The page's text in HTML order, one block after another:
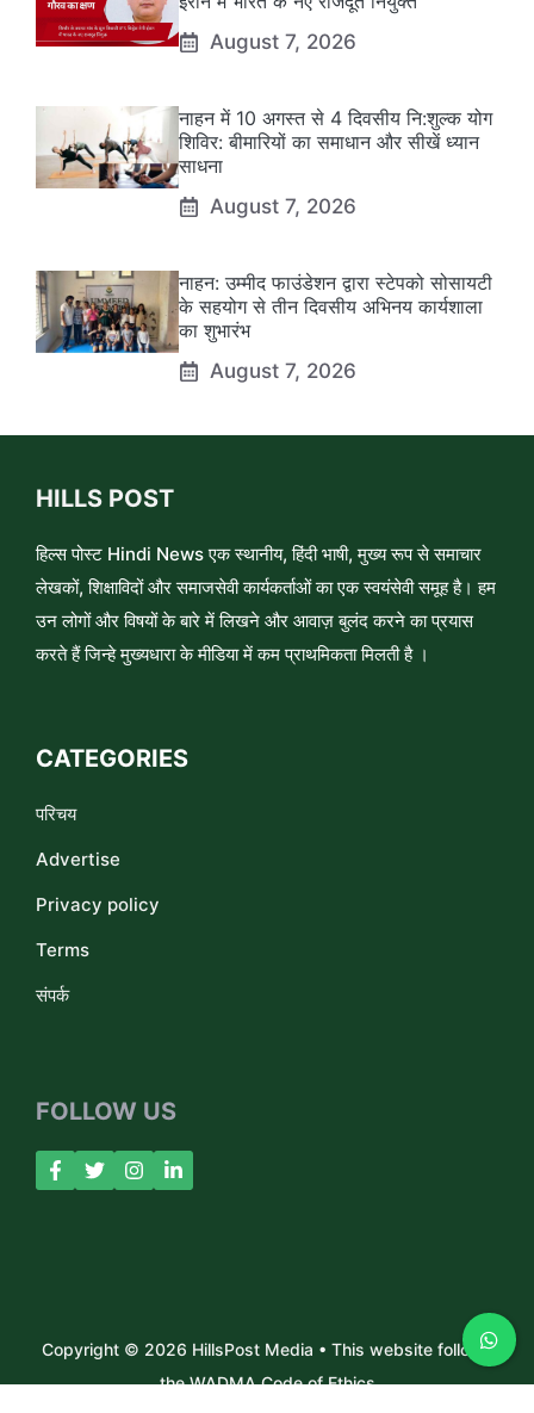
August 7, 2026
नाहन में 10 अगस्त से 4 दिवसीय नि:शुल्क योग
शिविर: बीमारियों का समाधान और सीखें ध्यान
साधना
August 7, 2026
नाहन: उम्मीद फाउंडेशन द्वारा स्टेपको सोसायटी
के सहयोग से तीन दिवसीय अभिनय कार्यशाला
का शुभारंभ
August 7, 2026
HILLS POST
हिल्स पोस्ट Hindi News एक स्थानीय, हिंदी भाषी, मुख्य रूप से समाचार
लेखकों, शिक्षाविदों और समाजसेवी कार्यकर्ताओं का एक स्वयंसेवी समूह है। हम
उन लोगों और विषयों के बारे में लिखने और आवाज़ बुलंद करने का प्रयास
करते हैं जिन्हे मुख्यधारा के मीडिया में कम प्राथमिकता मिलती है ।
CATEGORIES
परिचय
Advertise
Privacy policy
Terms
संपर्क
FOLLOW US
Copyright © 2026 HillsPost Media • This website follows
the WADMA Code of Ethics